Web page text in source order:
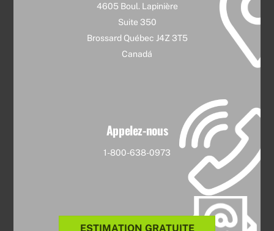
4605 Boul. Lapinière
Suite 350
Brossard Québec J4Z 3T5
Canadá
Appelez-nous
1-800-638-0973
ESTIMATION GRATUITE